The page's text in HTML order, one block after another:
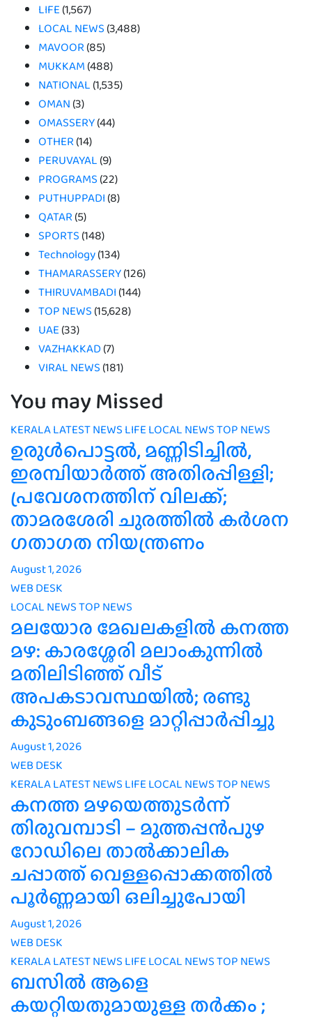
LIFE (1,567)
LOCAL NEWS (3,488)
MAVOOR(85)
MUKKAM (488)
NATIONAL (1,535)
OMAN (3)
OMASSERY(44)
OTHER(14)
PERUVAYAL (9)
PROGRAMS (22)
PUTHUPPADI (8)
QATAR(5)
SPORTS (148)
Technology(134)
THAMARASSERY(126)
THIRUVAMBADI (144)
TOP NEWS (15,628)
UAE (33)
VAZHAKKAD(7)
VIRAL NEWS (181)
You may Missed
KERALALATEST NEWS LIFE LOCAL NEWSTOP NEWS
ഉരുൾപൊട്ടൽ, മണ്ണിടിച്ചിൽ,
ഇരമ്പിയാര്‍ത്ത് അതിരപ്പിള്ളി;
പ്രവേശനത്തിന് വിലക്ക്;
താമരശേരി ചുരത്തില്‍ കര്‍ശന
ഗതാഗത നിയന്ത്രണം
August 1, 2026
WEB DESK
LOCAL NEWSTOP NEWS
മലയോര മേഖലകളിൽ കനത്ത
മഴ: കാരശ്ശേരി മലാംകുന്നിൽ
മതിലിടിഞ്ഞ് വീട്
അപകടാവസ്ഥയിൽ; രണ്ടു
കുടുംബങ്ങളെ മാറ്റിപ്പാർപ്പിച്ചു
August 1, 2026
WEB DESK
KERALALATEST NEWS LIFE LOCAL NEWSTOP NEWS
കനത്ത മഴയെത്തുടർന്ന്
തിരുവമ്പാടി – മുത്തപ്പൻപുഴ
റോഡിലെ താൽക്കാലിക
ചപ്പാത്ത് വെള്ളപ്പൊക്കത്തിൽ
പൂർണ്ണമായി ഒലിച്ചുപോയി
August 1, 2026
WEB DESK
KERALALATEST NEWS LIFE LOCAL NEWSTOP NEWS
ബസിൽ ആളെ
കയറ്റിയതുമായുള്ള തർക്കം ;